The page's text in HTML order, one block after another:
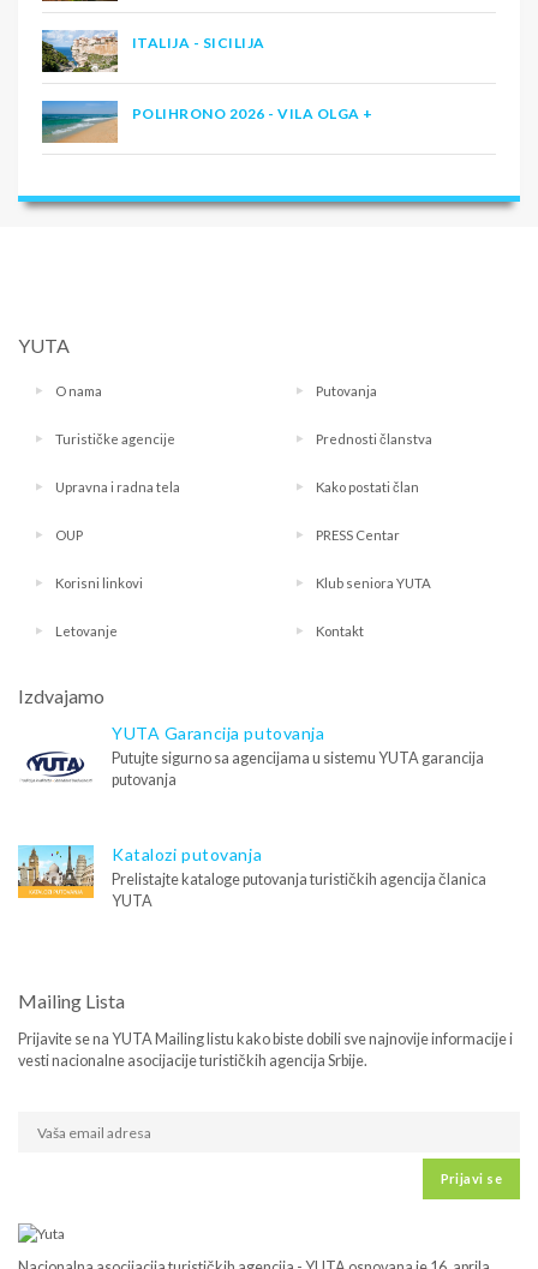
ITALIJA - SICILIJA
POLIHRONO 2026 - VILA OLGA +
YUTA
O nama Putovanja
Turističke agencije Prednosti članstva
Upravna i radna tela Kako postati član
OUP PRESS Centar
Korisni linkovi Klub seniora YUTA
Letovanje Kontakt
Izdvajamo
YUTA Garancija putovanja
Putujte sigurno sa agencijama u sistemu YUTA garancija
putovanja
Katalozi putovanja
Prelistajte kataloge putovanja turističkih agencija članica
YUTA
Mailing Lista
Prijavite se na YUTA Mailing listu kako biste dobili sve najnovije informacije i
vesti nacionalne asocijacije turističkih agencija Srbije.
Prijavi se